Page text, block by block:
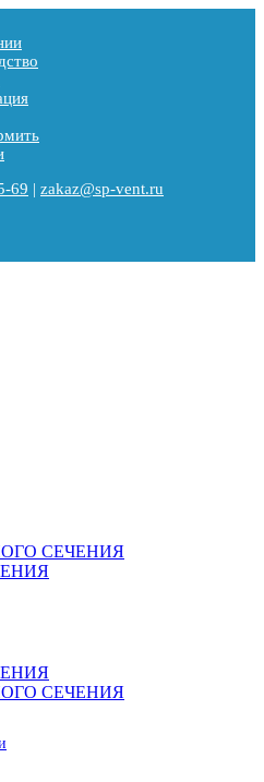
69 | zakaz@sp-vent.ru
СЕЧЕНИЯ
СЕЧЕНИЯ